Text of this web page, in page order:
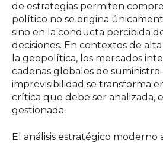
de estrategias permiten
político no se origina
sino en la conducta percibida
decisiones. En contextos de
la geopolítica, los mercados
cadenas globales de
imprevisibilidad se transforma
crítica que debe ser analizada,
gestionada.
El análisis estratégico